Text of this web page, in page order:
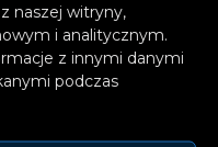
naszej witryny,
i analitycznym.
z innymi danymi
podczas
i o tę
wbrew